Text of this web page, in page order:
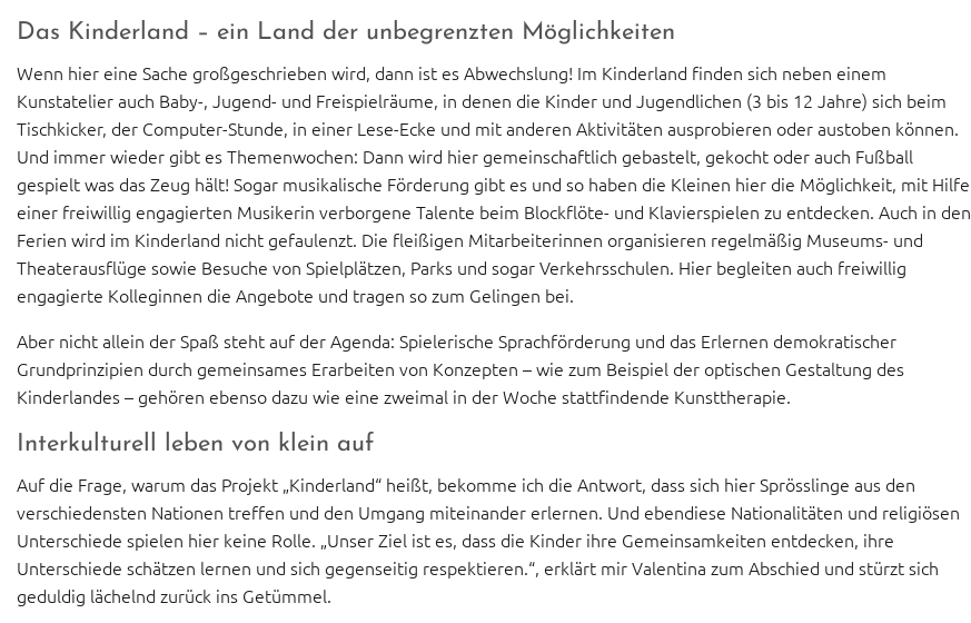
Das Kinderland – ein Land der unbegrenzten Möglichkeiten
Wenn hier eine Sache großgeschrieben wird, dann ist es Abwechslung! Im Kinderland finden sich neben einem
Kunstatelier auch Baby-, Jugend- und Freispielräume, in denen die Kinder und Jugendlichen (3 bis 12 Jahre) sich beim
Tischkicker, der Computer-Stunde, in einer Lese-Ecke und mit anderen Aktivitäten ausprobieren oder austoben können.
Und immer wieder gibt es Themenwochen: Dann wird hier gemeinschaftlich gebastelt, gekocht oder auch Fußball
gespielt was das Zeug hält! Sogar musikalische Förderung gibt es und so haben die Kleinen hier die Möglichkeit, mit Hilfe
einer freiwillig engagierten Musikerin verborgene Talente beim Blockflöte- und Klavierspielen zu entdecken. Auch in den
Ferien wird im Kinderland nicht gefaulenzt. Die fleißigen Mitarbeiterinnen organisieren regelmäßig Museums- und
Theaterausflüge sowie Besuche von Spielplätzen, Parks und sogar Verkehrsschulen. Hier begleiten auch freiwillig
engagierte Kolleginnen die Angebote und tragen so zum Gelingen bei.
Aber nicht allein der Spaß steht auf der Agenda: Spielerische Sprachförderung und das Erlernen demokratischer
Grundprinzipien durch gemeinsames Erarbeiten von Konzepten – wie zum Beispiel der optischen Gestaltung des
Kinderlandes – gehören ebenso dazu wie eine zweimal in der Woche stattfindende Kunsttherapie.
Interkulturell leben von klein auf
Auf die Frage, warum das Projekt „Kinderland“ heißt, bekomme ich die Antwort, dass sich hier Sprösslinge aus den
verschiedensten Nationen treffen und den Umgang miteinander erlernen. Und ebendiese Nationalitäten und religiösen
Unterschiede spielen hier keine Rolle. „Unser Ziel ist es, dass die Kinder ihre Gemeinsamkeiten entdecken, ihre
Unterschiede schätzen lernen und sich gegenseitig respektieren.“, erklärt mir Valentina zum Abschied und stürzt sich
geduldig lächelnd zurück ins Getümmel.